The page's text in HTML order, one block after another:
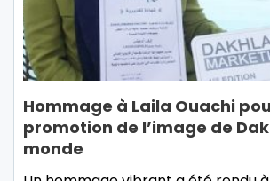
Hommage à Laila Ouachi
promotion de l’image de
monde